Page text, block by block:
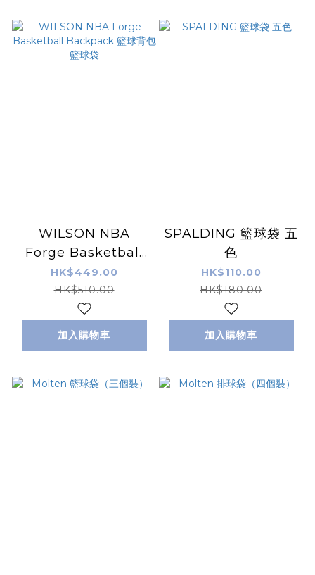
WILSON NBA
Forge Basketball
Backpack 籃球背包
籃球袋
HK$449.00
HK$510.00
加入購物車
SPALDING 籃球袋 五
色
HK$110.00
HK$180.00
加入購物車